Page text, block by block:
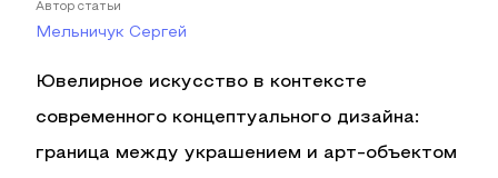
Автор статьи
Мельничук Сергей
Ювелирное искусство в контексте
современного концептуального дизайна:
граница между украшением и арт-объектом